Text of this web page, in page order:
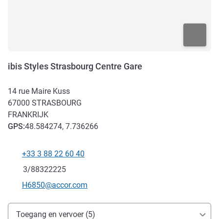
ibis Styles Strasbourg Centre Gare
14 rue Maire Kuss
67000 STRASBOURG
FRANKRIJK
GPS:48.584274, 7.736266
Telefoon
+33 3 88 22 60 40
Fax
3/88322225
E-mailadres voor contact
H6850@accor.com
Toegang en transport
Toegang en vervoer (5)